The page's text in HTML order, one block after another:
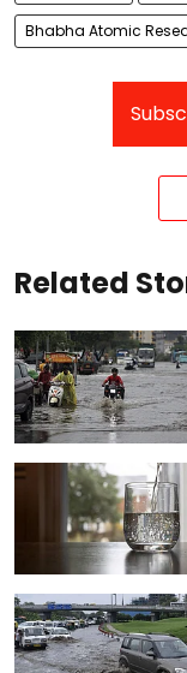
Bhabha Atomic
Related